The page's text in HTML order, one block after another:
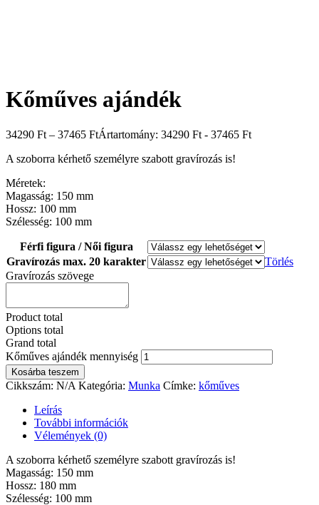
Kőműves ajándék
34290 Ft – 37465 FtÁrtartomány: 34290 Ft - 37465 Ft
A szoborra kérhető személyre szabott gravírozás is!
Méretek:
Magasság: 150 mm
Hossz: 100 mm
Szélesség: 100 mm
Férfi figura / Női figura
Gravírozás max. 20 karakter
Törlés
Gravírozás szövege
Product total
Options total
Grand total
Kőműves ajándék mennyiség
Kosárba teszem
Cikkszám: N/A Kategória: Munka Címke: kőműves
Leírás
További információk
Vélemények (0)
A szoborra kérhető személyre szabott gravírozás is!
Magasság: 150 mm
Hossz: 180 mm
Szélesség: 100 mm